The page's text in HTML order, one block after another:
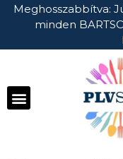
Meghosszabbítva:
minden